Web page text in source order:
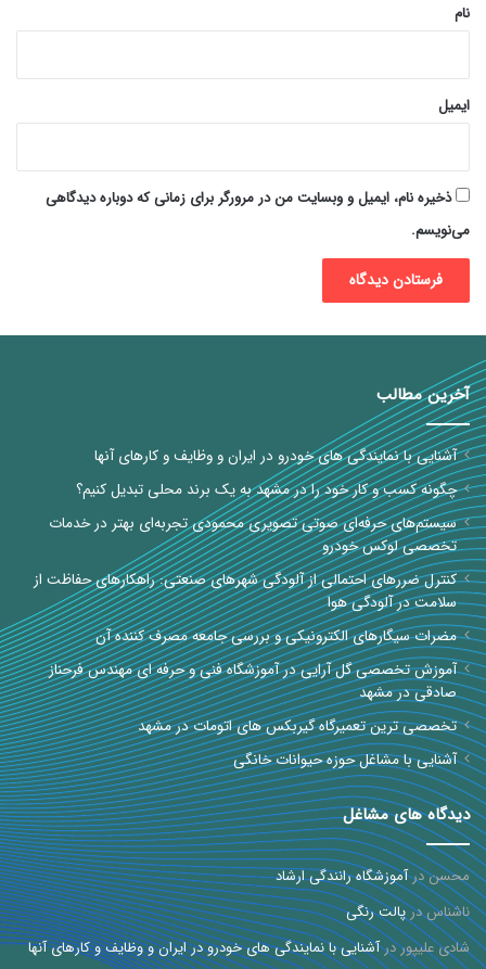
نام
ایمیل
ذخیره نام، ایمیل و وبسایت من در مرورگر برای زمانی که دوباره دیدگاهی
می‌نویسم.
آخرین مطالب
آشنایی با نمایندگی های خودرو در ایران و وظایف و کارهای آنها
چگونه کسب و کار خود را در مشهد به یک برند محلی تبدیل کنیم؟
سیستم‌های حرفه‌ای صوتی تصویری محمودی تجربه‌ای بهتر در خدمات
تخصصی لوکس خودرو
کنترل ضررهای احتمالی از آلودگی شهرهای صنعتی: راهکارهای حفاظت از
سلامت در آلودگی هوا
مضرات سیگارهای الکترونیکی و بررسی جامعه مصرف کننده آن
آموزش تخصصی گل آرایی در آموزشگاه فنی و حرفه ای مهندس فرحناز
صادقی در مشهد
تخصصی ترین تعمیرگاه گیربکس های اتومات در مشهد
آشنایی با مشاغل حوزه حیوانات خانگی
دیدگاه های مشاغل
محسندرآموزشگاه رانندگی ارشاد
ناشناسدرپالت رنگی
شادی علیپوردرآشنایی با نمایندگی های خودرو در ایران و وظایف و کارهای آنها